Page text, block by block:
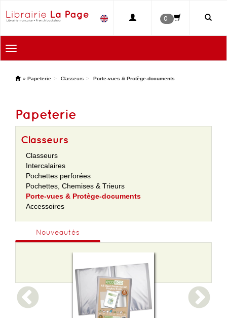
0
Toggle
navigation
' » Papeterie Classeurs Porte-vues & Protège-documents
Papeterie
Classeurs
Classeurs
Intercalaires
Pochettes perforées
Pochettes, Chemises & Trieurs
Porte-vues & Protège-documents
Accessoires
Nouveautés